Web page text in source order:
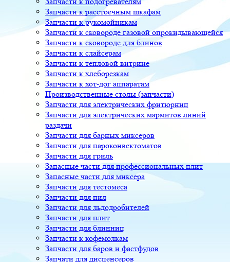
Запчасти к расстоечным шкафам
Запчасти к рукомойникам
Запчасти к сковороде газовой опрокидывающейся
Запчасти к сковороде для блинов
Запчасти к слайсерам
Запчасти к тепловой витрине
Запчасти к хлеборезкам
Запчасти к хот-дог аппаратам
Производственные столы (запчасти)
Запчасти для электрических фритюрниц
Запчасти для электрических мармитов линий
раздачи
Запчасти для барных миксеров
Запчасти для пароконвектоматов
Запчасти для гриль
Запасные части для профессиональных плит
Запасные части для миксера
Запчасти для тестомеса
Запчасти для пил
Запчасти для льдодробителей
Запчасти для плит
Запчасти для блинниц
Запчасти к кофемолкам
Запчасти для баров и фастфудов
Запчати для диспенсеров